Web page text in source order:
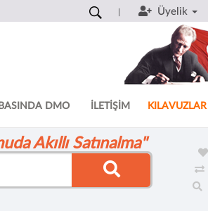
Üyelik
BASINDA DMO İLETİŞİM KILAVUZLAR
Akıllı Satınalma"